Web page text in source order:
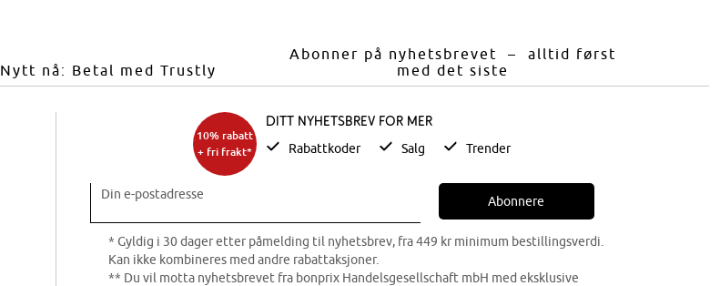
Nytt nå: Betal med Trustly
Abonner på nyhetsbrevet – alltid først
med det siste
10% rabatt
+ fri frakt*
Ditt nyhetsbrev for mer
Rabattkoder Salg Trender
Din e-postadresse Abonnere
* Gyldig i 30 dager etter påmelding til nyhetsbrev, fra 449 kr minimum bestillingsverdi.
Kan ikke kombineres med andre rabattaksjoner.
** Du vil motta nyhetsbrevet fra bonprix Handelsgesellschaft mbH med eksklusive